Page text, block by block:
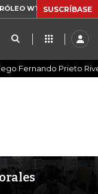
WTI US$ 78,18 US$
SUSCRÍBASE
Fernando Prieto